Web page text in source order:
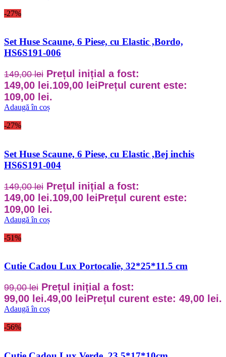
-27%
Set Huse Scaune, 6 Piese, cu Elastic ,Bordo,
HS6S191-006
149,00lei Prețul inițial a fost:
149,00 lei.109,00 leiPrețul curent este:
109,00 lei.
Adaugă în coș
-27%
Set Huse Scaune, 6 Piese, cu Elastic ,Bej inchis
HS6S191-004
149,00lei Prețul inițial a fost:
149,00 lei.109,00 leiPrețul curent este:
109,00 lei.
Adaugă în coș
-51%
Cutie Cadou Lux Portocalie, 32*25*11.5 cm
99,00lei Prețul inițial a fost:
99,00 lei.49,00 leiPrețul curent este: 49,00 lei.
Adaugă în coș
-56%